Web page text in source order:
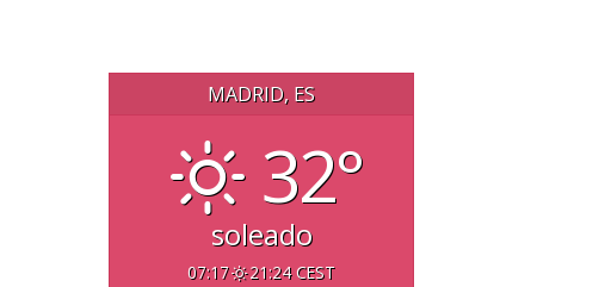
MADRID, ES
32°
soleado
07:17
21:24 CEST